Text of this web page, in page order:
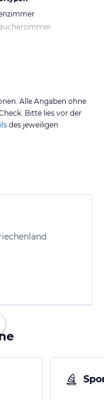
Alle Angaben ohne
Bitte lies vor der
des jeweiligen